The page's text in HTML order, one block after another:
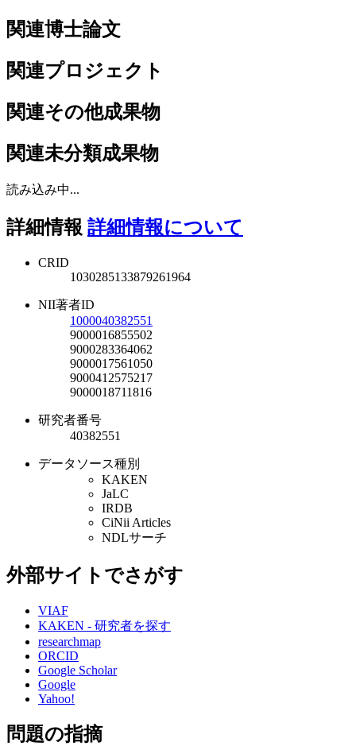
関連博士論文
関連プロジェクト
関連その他成果物
関連未分類成果物
読み込み中...
詳細情報 詳細情報について
CRID
1030285133879261964
NII著者ID
1000040382551
9000016855502
9000283364062
9000017561050
9000412575217
9000018711816
研究者番号
40382551
データソース種別
KAKEN
JaLC
IRDB
CiNii Articles
NDLサーチ
外部サイトでさがす
VIAF
KAKEN - 研究者を探す
researchmap
ORCID
Google Scholar
Google
Yahoo!
問題の指摘